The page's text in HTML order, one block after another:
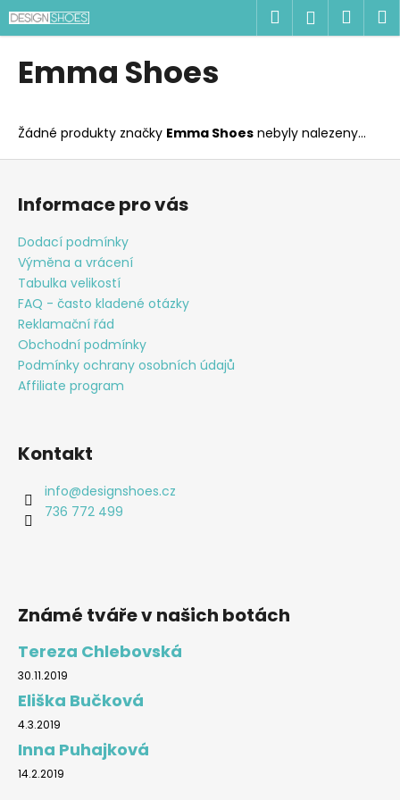
Přejít
na
obsah
Hledat
Emma Shoes
Žádné produkty značky Emma Shoes nebyly nalezeny...
K
o
o
p
o
t
ř
e
b
u
j
e
t
e
n
j
í
t
?
HLEDAT
D
o
p
o
r
u
Z
Informace pro vás
Dodací podmínky
Výměna a vrácení
Tabulka velikostí
FAQ - často kladené otázky
Reklamační řád
Obchodní podmínky
Podmínky ochrany osobních údajů
Affiliate program
Kontakt
info@designshoes.cz
736 772 499
Známé tváře v našich botách
Tereza Chlebovská
30.11.2019
Eliška Bučková
4.3.2019
Inna Puhajková
14.2.2019